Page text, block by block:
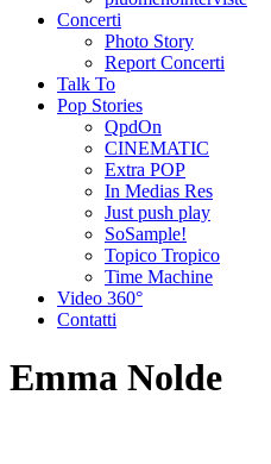
Concerti
Photo Story
Report Concerti
Talk To
Pop Stories
QpdOn
CINEMATIC
Extra POP
In Medias Res
Just push play
SoSample!
Topico Tropico
Time Machine
Video 360°
Contatti
Emma Nolde